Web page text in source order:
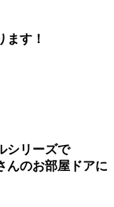
ます！
シリーズで
んのお部屋ドアに